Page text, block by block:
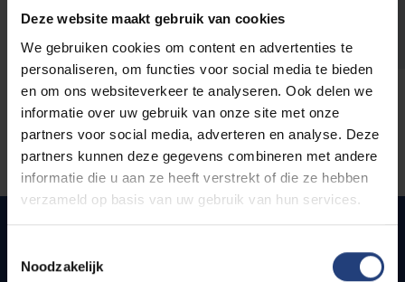
Deze website maakt gebruik van cookies
We gebruiken cookies om content en advertenties te
personaliseren, om functies voor social media te bieden
en om ons websiteverkeer te analyseren. Ook delen we
informatie over uw gebruik van onze site met onze
partners voor social media, adverteren en analyse. Deze
partners kunnen deze gegevens combineren met andere
informatie die u aan ze heeft verstrekt of die ze hebben
verzameld op basis van uw gebruik van hun services.
Noodzakelijk
Snel naar